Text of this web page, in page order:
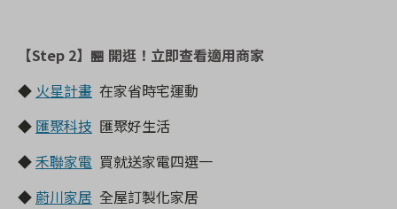
【Step 2】 🏪 開逛！立即查看適用商家
◆ 火星計畫 在家省時宅運動
◆ 匯聚科技 匯聚好生活
◆禾聯家電 買就送家電四選一
◆ 蔚川家居 全屋訂製化家居